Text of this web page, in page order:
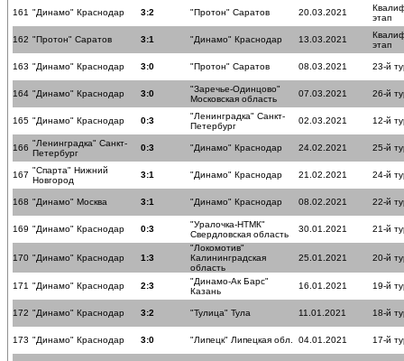
161 "Динамо" Краснодар 3:2 "Протон" Саратов 20.03.2021
этап
162 "Протон" Саратов 3:1 "Динамо" Краснодар 13.03.2021
этап
163 "Динамо" Краснодар 3:0 "Протон" Саратов 08.03.2021 23-й
164 "Динамо" Краснодар 3:0
"Заречье-Одинцово"
Московская область
07.03.2021 26-й
165 "Динамо" Краснодар 0:3
"Ленинградка" Санкт-
Петербург
02.03.2021 12-й
166 "Ленинградка" Санкт-
Петербург
0:3 "Динамо" Краснодар 24.02.2021 25-й
167 "Спарта" Нижний
Новгород
3:1 "Динамо" Краснодар 21.02.2021 24-й
168 "Динамо" Москва 3:1 "Динамо" Краснодар 08.02.2021 22-й
169 "Динамо" Краснодар 0:3
"Уралочка-НТМК"
Свердловская область
30.01.2021 21-й
170 "Динамо" Краснодар 1:3
"Локомотив"
Калининградская
область
25.01.2021 20-й
171 "Динамо" Краснодар 2:3
"Динамо-Ак Барс"
Казань
16.01.2021 19-й
172 "Динамо" Краснодар 3:2 "Тулица" Тула 11.01.2021 18-й
173 "Динамо" Краснодар 3:0 "Липецк" Липецкая обл. 04.01.2021 17-й